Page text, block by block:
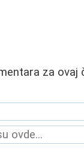
za ovaj